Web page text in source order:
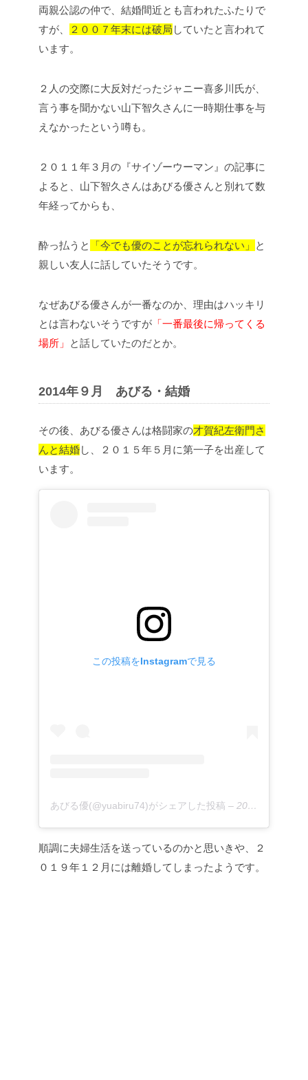
両親公認の仲で、結婚間近とも言われたふたりで
すが、
２００７年末には破局 していたと言われて
います。
２人の交際に大反対だったジャニー喜多川氏が、
言う事を聞かない山下智久さんに一時期仕事を与
えなかったという噂も。
２０１１年３月の『サイゾーウーマン』の記事に
よると、山下智久さんはあびる優さんと別れて数
年経ってからも、
酔っ払うと 「今でも優のことが忘れられない」
と
親しい友人に話していたそうです。
なぜあびる優さんが一番なのか、理由はハッキリ
とは言わないそうですが 「一番最後に帰ってくる
場所」
と話していたのだとか。
2014年９月 あびる・結婚
その後、あびる優さんは格闘家の才賀紀左衛門さ
んと結婚し、２０１５年５月に第一子を出産して
います。
この投稿をInstagramで見る
あびる優(@yuabiru74)がシェアした投稿 – 2019年10月月28日午前3時32分PDT
順調に夫婦生活を送っているのかと思いきや、２
０１９年１２月には離婚してしまったようです。